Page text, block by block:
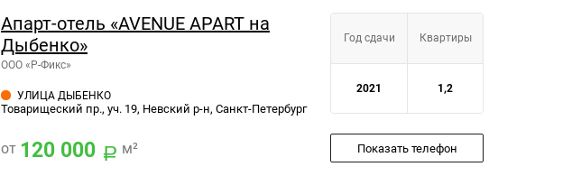
Апарт-отель «AVENUE APART на
Дыбенко»
ООО «Р-Фикс»
УЛИЦА ДЫБЕНКО
Товарищеский пр., уч. 19, Невский р-н, Санкт-Петербург
от 120 000 м²
Год сдачи Квартиры
2021 1,2
Показать телефон